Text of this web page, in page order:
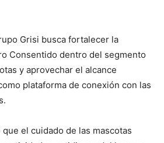
Grisi busca fortalecer la
Consentido dentro del segmento
y aprovechar el alcance
plataforma de conexión con las
el cuidado de las mascotas